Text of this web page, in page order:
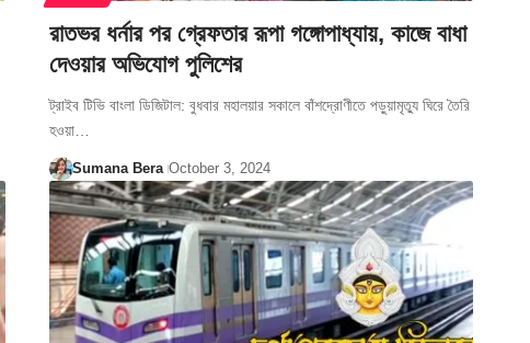
রাতভর ধর্নার পর গ্রেফতার রূপা গঙ্গোপাধ্যায়, কাজে বাধা
দেওয়ার অভিযোগ পুলিশের
ট্রাইব টিভি বাংলা ডিজিটাল: বুধবার মহালয়ার সকালে বাঁশদ্রোণীতে পড়ুয়ামৃত্যু ঘিরে তৈরি
হওয়া…
Sumana Bera October 3, 2024